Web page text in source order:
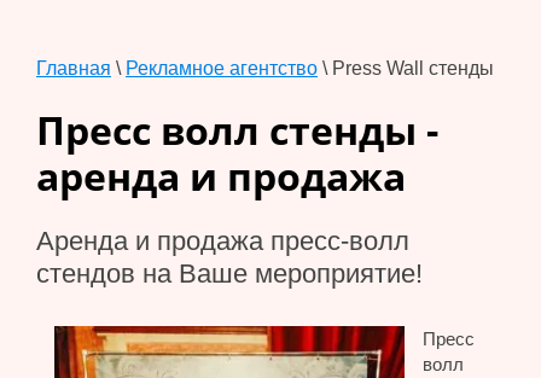
Главная \ Рекламное агентство \ Press Wall стенды
Пресс волл стенды -
аренда и продажа
Аренда и продажа пресс-волл
стендов на Ваше мероприятие!
Пресс
волл